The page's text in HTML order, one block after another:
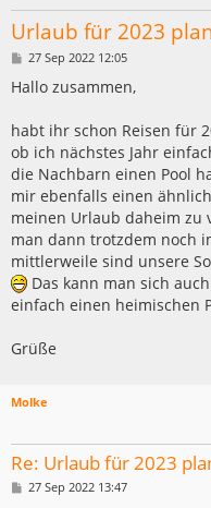
Urlaub für 2023
B
i
a
g
27 Sep 2022 12:05
Hallo zusammen,
habt ihr schon Reisen für
ob ich nächstes Jahr
die Nachbarn einen Pool
mir ebenfalls einen
meinen Urlaub daheim zu
man dann trotzdem noch
mittlerweile sind unsere
Das kann man sich
einfach einen heimischen
Grüße
Molke
Re: Urlaub für 2023
B27 Sep 2022 13:47